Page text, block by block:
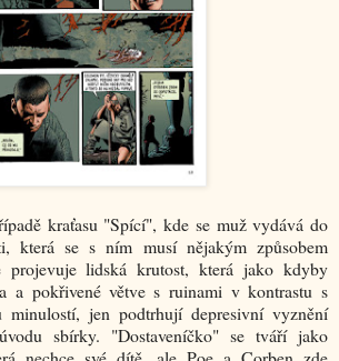
kraťasu "Spící", kde se muž vydává do
která se s ním musí nějakým způsobem
projevuje lidská krutost, která jako kdyby
a pokřivené větve s ruinami v kontrastu s
minulostí, jen podtrhují depresivní vyznění
sbírky. "Dostaveníčko" se tváří jako